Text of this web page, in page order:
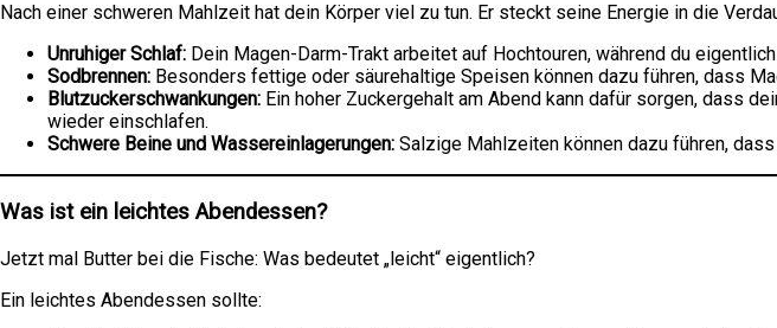
Nach einer schweren Mahlzeit hat dein Körper viel zu tun. Er steckt seine Energie in die
Unruhiger Schlaf: Dein Magen-Darm-Trakt arbeitet auf Hochtouren, während du
Sodbrennen: Besonders fettige oder säurehaltige Speisen können dazu führen, dass
Blutzuckerschwankungen: Ein hoher Zuckergehalt am Abend kann dafür sorgen, dass
wieder einschlafen.
Schwere Beine und Wassereinlagerungen: Salzige Mahlzeiten können dazu führen,
Was ist ein leichtes Abendessen?
Jetzt mal Butter bei die Fische: Was bedeutet „leicht“ eigentlich?
Ein leichtes Abendessen sollte: